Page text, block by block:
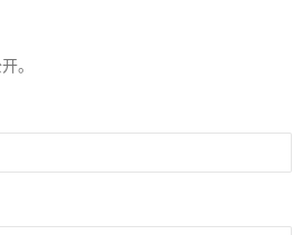
。